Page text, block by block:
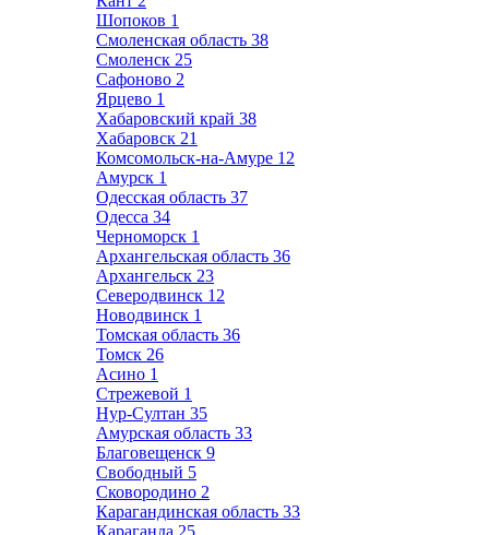
Шопоков 1
Смоленская область 38
Смоленск 25
Сафоново 2
Ярцево 1
Хабаровский край 38
Хабаровск 21
Комсомольск-на-Амуре 12
Амурск 1
Одесская область 37
Одесса 34
Черноморск 1
Архангельская область 36
Архангельск 23
Северодвинск 12
Новодвинск 1
Томская область 36
Томск 26
Асино 1
Стрежевой 1
Нур-Султан 35
Амурская область 33
Благовещенск 9
Свободный 5
Сковородино 2
Карагандинская область 33
Караганда 25